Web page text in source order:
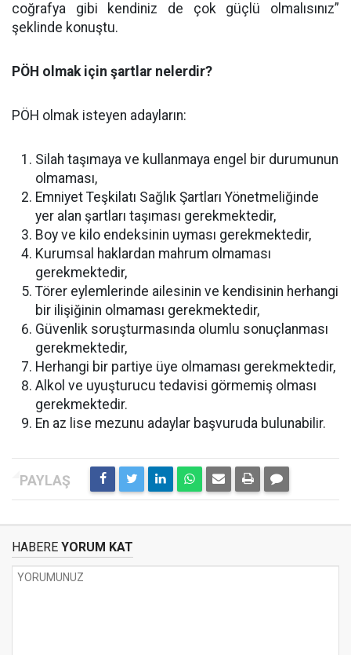
coğrafya gibi kendiniz de çok güçlü olmalısınız”
şeklinde konuştu.
PÖH olmak için şartlar nelerdir?
PÖH olmak isteyen adayların:
Silah taşımaya ve kullanmaya engel bir durumunun
olmaması,
Emniyet Teşkilatı Sağlık Şartları Yönetmeliğinde
yer alan şartları taşıması gerekmektedir,
Boy ve kilo endeksinin uyması gerekmektedir,
Kurumsal haklardan mahrum olmaması
gerekmektedir,
Törer eylemlerinde ailesinin ve kendisinin herhangi
bir ilişiğinin olmaması gerekmektedir,
Güvenlik soruşturmasında olumlu sonuçlanması
gerekmektedir,
Herhangi bir partiye üye olmaması gerekmektedir,
Alkol ve uyuşturucu tedavisi görmemiş olması
gerekmektedir.
En az lise mezunu adaylar başvuruda bulunabilir.
HABERE YORUM KAT